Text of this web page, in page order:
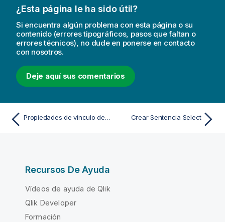
¿Esta página le ha sido útil?
Si encuentra algún problema con esta página o su
contenido (errores tipográficos, pasos que faltan o
errores técnicos), no dude en ponerse en contacto
con nosotros.
Deje aquí sus comentarios
Propiedades de vínculo de datos Crear Sentencia Select
Recursos De Ayuda
Vídeos de ayuda de Qlik
Qlik Developer
Formación